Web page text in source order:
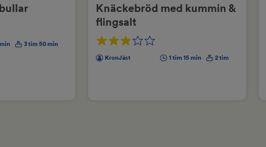
3 tim 50 min
Knäckebröd med kummin &
flingsalt
KronJäst 1 tim 15 min 2 tim